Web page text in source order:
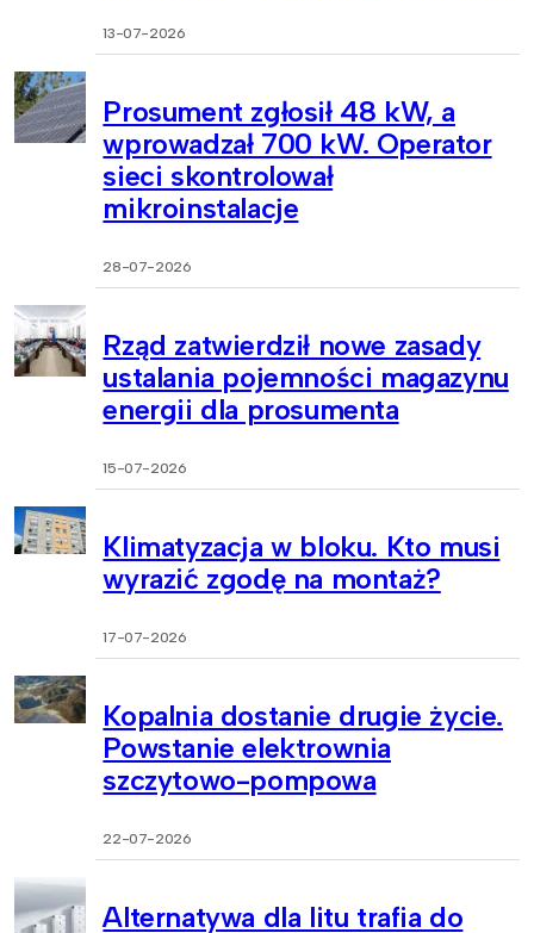
13-07-2026
Prosument zgłosił 48 kW, a
wprowadzał 700 kW. Operator
sieci skontrolował
mikroinstalacje
28-07-2026
Rząd zatwierdził nowe zasady
ustalania pojemności magazynu
energii dla prosumenta
15-07-2026
Klimatyzacja w bloku. Kto musi
wyrazić zgodę na montaż?
17-07-2026
Kopalnia dostanie drugie życie.
Powstanie elektrownia
szczytowo-pompowa
22-07-2026
Alternatywa dla litu trafia do